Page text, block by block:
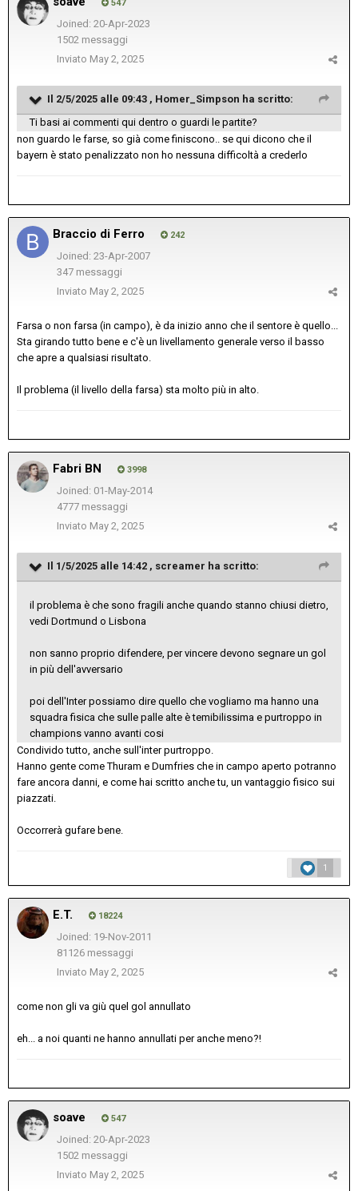
547
Joined: 20-Apr-2023
1502 messaggi
Inviato May 2, 2025
Il 2/5/2025 alle 09:43 , Homer_Simpson ha scritto:
Ti basi ai commenti qui dentro o guardi le partite?
non guardo le farse, so già come finiscono.. se qui dicono che il
bayern è stato penalizzato non ho nessuna difficoltà a crederlo
Braccio di Ferro 242
Joined: 23-Apr-2007
347 messaggi
Inviato May 2, 2025
Farsa o non farsa (in campo), è da inizio anno che il sentore è quello...
Sta girando tutto bene e c'è un livellamento generale verso il basso
che apre a qualsiasi risultato.
Il problema (il livello della farsa) sta molto più in alto.
Fabri BN 3998
Joined: 01-May-2014
4777 messaggi
Inviato May 2, 2025
Il 1/5/2025 alle 14:42 , screamer ha scritto:
il problema è che sono fragili anche quando stanno chiusi dietro,
vedi Dortmund o Lisbona
non sanno proprio difendere, per vincere devono segnare un gol
in più dell'avversario
poi dell'Inter possiamo dire quello che vogliamo ma hanno una
squadra fisica che sulle palle alte è temibilissima e purtroppo in
champions vanno avanti cosi
Condivido tutto, anche sull'inter purtroppo.
Hanno gente come Thuram e Dumfries che in campo aperto potranno
fare ancora danni, e come hai scritto anche tu, un vantaggio fisico sui
piazzati.
Occorrerà gufare bene.
1
E.T. 18224
Joined: 19-Nov-2011
81126 messaggi
Inviato May 2, 2025
come non gli va giù quel gol annullato
eh... a noi quanti ne hanno annullati per anche meno?!
soave 547
Joined: 20-Apr-2023
1502 messaggi
Inviato May 2, 2025